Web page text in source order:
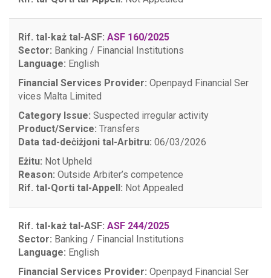
Rif. tal-każ tal-ASF: ASF 160/2025
Sector: Banking / Financial Institutions
Language: English
Financial Services Provider: Openpayd Financial Ser
vices Malta Limited
Category Issue: Suspected irregular activity
Product/Service: Transfers
Data tad-deċiżjoni tal-Arbitru: 06/03/2026
Eżitu: Not Upheld
Reason: Outside Arbiter’s competence
Rif. tal-Qorti tal-Appell: Not Appealed
Rif. tal-każ tal-ASF: ASF 244/2025
Sector: Banking / Financial Institutions
Language: English
Financial Services Provider: Openpayd Financial Ser